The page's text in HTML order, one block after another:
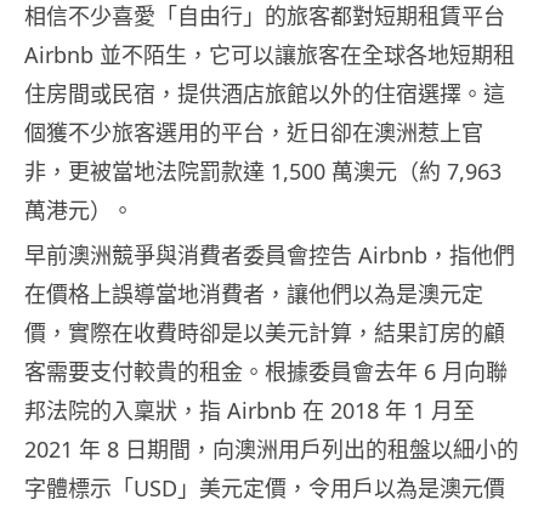
相信不少喜愛「自由行」的旅客都對短期租賃平台
Airbnb 並不陌生，它可以讓旅客在全球各地短期租
住房間或民宿，提供酒店旅館以外的住宿選擇。這
個獲不少旅客選用的平台，近日卻在澳洲惹上官
非，更被當地法院罰款達 1,500 萬澳元（約 7,963
萬港元）。
早前澳洲競爭與消費者委員會控告 Airbnb，指他們
在價格上誤導當地消費者，讓他們以為是澳元定
價，實際在收費時卻是以美元計算，結果訂房的顧
客需要支付較貴的租金。根據委員會去年 6 月向聯
邦法院的入稟狀，指 Airbnb 在 2018 年 1 月至
2021 年 8 日期間，向澳洲用戶列出的租盤以細小的
字體標示「USD」美元定價，令用戶以為是澳元價